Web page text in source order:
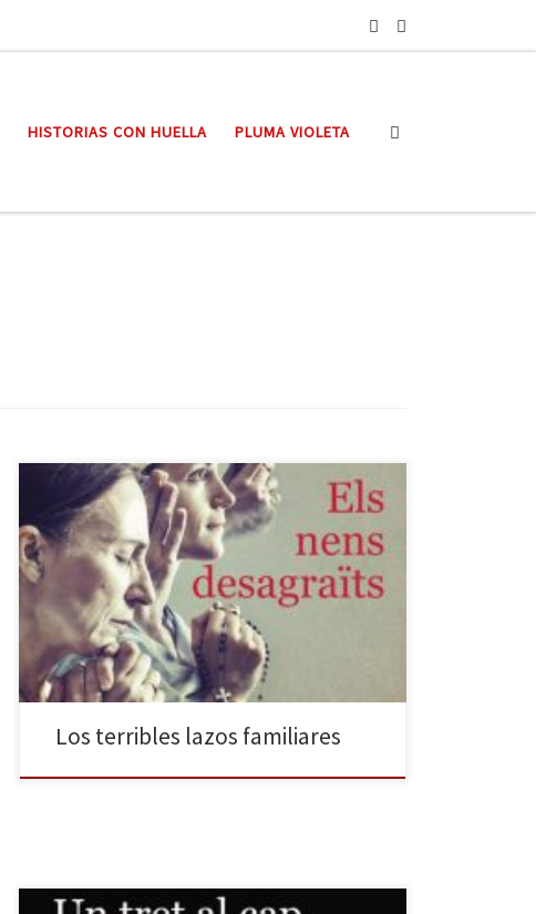
HISTORIAS CON HUELLA PLUMA VIOLETA
Las relaciones familiares, y las relaciones de cada uno
con ese concepto llamado “familia”, han ocupado ya
en más de una ocasión las propuestas presentadas
por la compañía Arcàdia y su director y dramaturgo,
Llàtzer Garcia, ya sea de una forma directa, como en
Cenizas, o de forma indirecta, como […]
Los terribles lazos familiares